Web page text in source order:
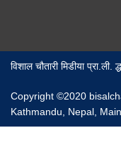
विशाल चौतारी मिडीया
Copyright ©2020
Kathmandu, Nepal,